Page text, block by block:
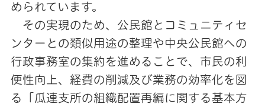
められています。
その実現のため、公民館とコミュニティセ
ンターとの類似用途の整理や中央公民館への
行政事務室の集約を進めることで、市民の利
便性向上、経費の削減及び業務の効率化を図
る「瓜連支所の組織配置再編に関する基本方